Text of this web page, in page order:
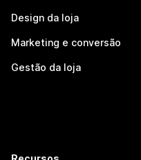
Design da loja
Marketing e conversão
Gestão da loja